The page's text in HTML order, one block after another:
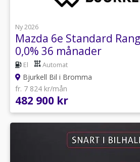
1
Ny 2026
Mazda 6e Standard
0,0% 36 månader
El Automat
Bjurkell Bil i Bromma
fr. 7 824 kr/mån
482 900 kr